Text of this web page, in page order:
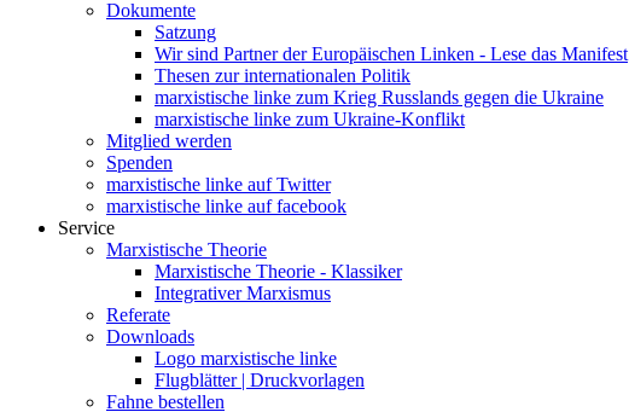
Dokumente
Satzung
Wir sind Partner der Europäischen Linken - Lese das Manifest
Thesen zur internationalen Politik
marxistische linke zum Krieg Russlands gegen die Ukraine
marxistische linke zum Ukraine-Konflikt
Mitglied werden
Spenden
marxistische linke auf Twitter
marxistische linke auf facebook
Service
Marxistische Theorie
Marxistische Theorie - Klassiker
Integrativer Marxismus
Referate
Downloads
Logo marxistische linke
Flugblätter | Druckvorlagen
Fahne bestellen